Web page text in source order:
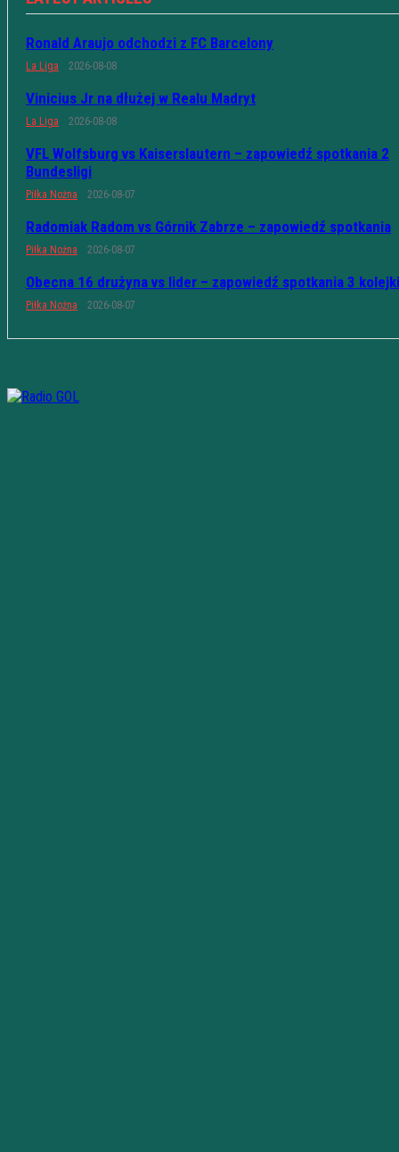
Ronald Araujo odchodzi z FC Barcelony
La Liga 2026-08-08
Vinicius Jr na dłużej w Realu Madryt
La Liga 2026-08-08
VFL Wolfsburg vs Kaiserslautern – zapowiedź spotkania 2
Bundesligi
Piłka Nożna 2026-08-07
Radomiak Radom vs Górnik Zabrze – zapowiedź spotkania
Piłka Nożna 2026-08-07
Obecna 16 drużyna vs lider – zapowiedź spotkania 3 kolejki
Piłka Nożna 2026-08-07